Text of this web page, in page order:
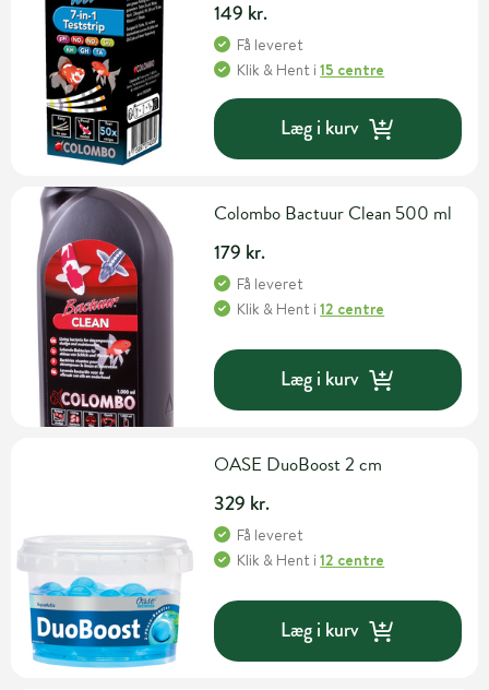
149 kr.
Få leveret
Klik & Hent i15 centre
Læg i kurv
Colombo Bactuur Clean 500 ml
179 kr.
Få leveret
Klik & Hent i12 centre
Læg i kurv
OASE DuoBoost 2 cm
329 kr.
Få leveret
Klik & Hent i12 centre
Læg i kurv